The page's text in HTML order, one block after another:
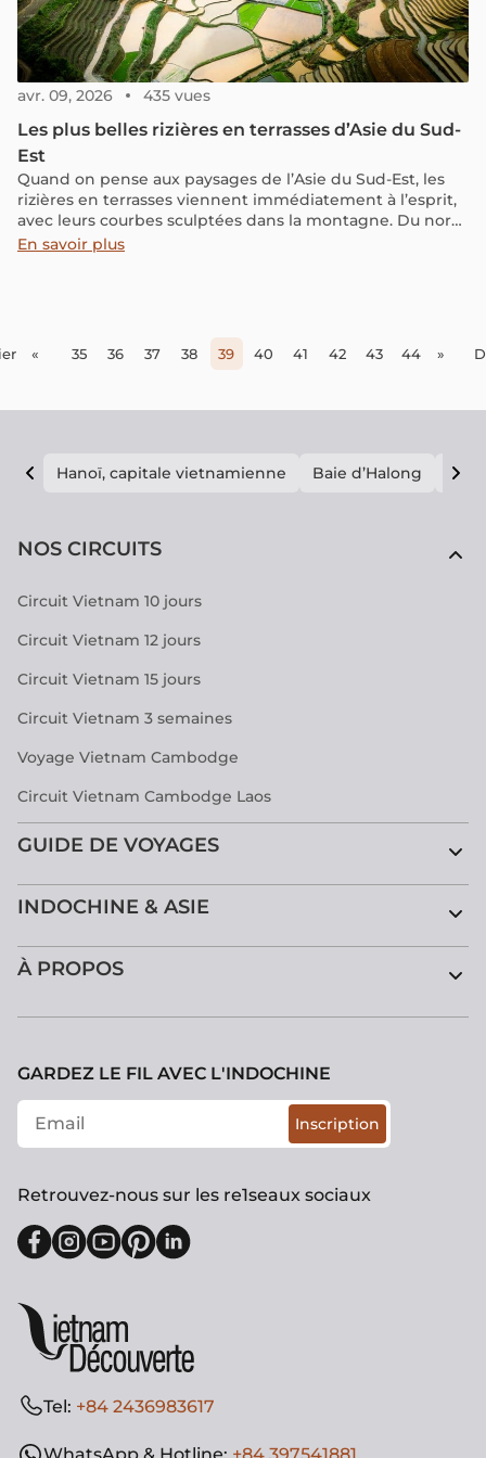
avr. 09, 2026 435 vues
Les plus belles rizières en terrasses d’Asie du Sud-
Est
Quand on pense aux paysages de l’Asie du Sud-Est, les
rizières en terrasses viennent immédiatement à l’esprit,
avec leurs courbes sculptées dans la montagne. Du nord
du Vietnam aux paysages de Bali ou des Philippines, ces
présente dans la vie quotidienne.
En savoir plus
« 35 36 37 38 39 40 41 42 43 44 »
Hanoï, capitale vietnamienne Baie d’Halong E
NOS CIRCUITS
Circuit Vietnam 10 jours
Circuit Vietnam 12 jours
Circuit Vietnam 15 jours
Circuit Vietnam 3 semaines
Voyage Vietnam Cambodge
Circuit Vietnam Cambodge Laos
GUIDE DE VOYAGES
INDOCHINE & ASIE
À PROPOS
Tel: +84 2436983617
GARDEZ LE FIL AVEC L'INDOCHINE
Inscription
Retrouvez-nous sur les re1seaux sociaux